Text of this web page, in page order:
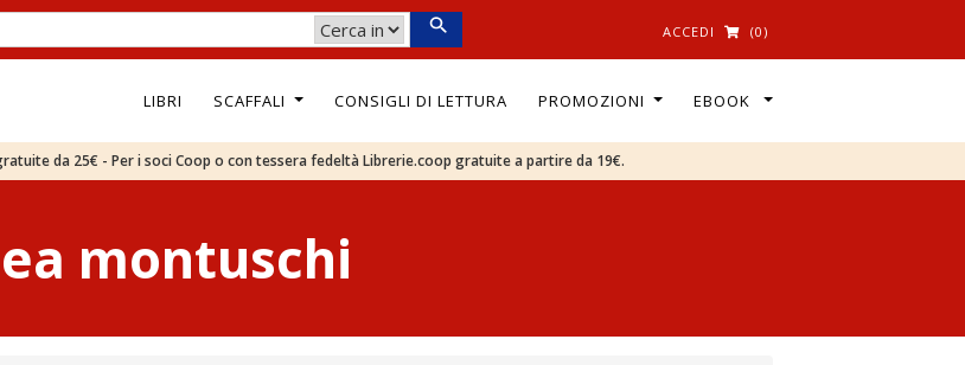
ACCEDI (0)
LIBRI SCAFFALI CONSIGLI DI LETTURA PROMOZIONI EBOOK
da 25€ - Per i soci Coop o con tessera fedeltà Librerie.coop gratuite a partire da 19€.
montuschi